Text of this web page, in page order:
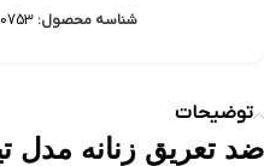
شناسه محصول:
توضیحات
ضد تعریق زنانه مدل